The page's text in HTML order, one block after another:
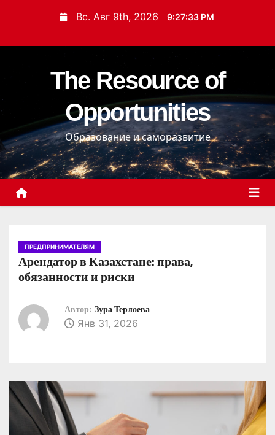
и
с
о
д
Вс. Авг 9th, 2026 9:27:34 PM
The Resource of
Opportunities
Образование и саморазвитие
ПРЕДПРИНИМАТЕЛЯМ
Арендатор в Казахстане: права,
обязанности и риски
Автор: Зура Терлоева
Янв 31, 2026